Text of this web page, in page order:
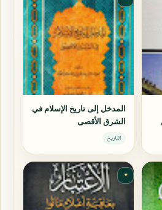
المدخل إلى تاريخ الإسلام في
الشرق الأقصى
التاريخ
✦